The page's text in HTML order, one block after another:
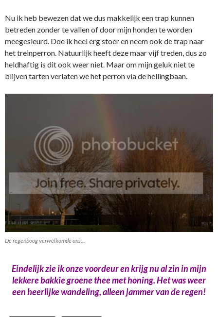
Nu ik heb bewezen dat we dus makkelijk een trap kunnen
betreden zonder te vallen of door mijn honden te worden
meegesleurd. Doe ik heel erg stoer en neem ook de trap naar
het treinperron. Natuurlijk heeft deze maar vijf treden, dus zo
heldhaftig is dit ook weer niet. Maar om mijn geluk niet te
blijven tarten verlaten we het perron via de hellingbaan.
De regenboog verwelkomde ons…
Eindelijk zie ik onze voordeur en krijg nu al zin in mijn
lekkere bakkie groene thee met honing. Het was weer
een heerlijke wandeling, alleen jammer van de regen!